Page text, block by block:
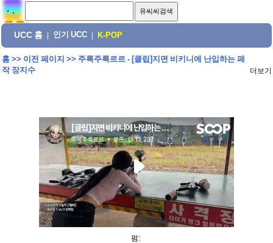
UCC 홈 인기 UCC K-POP
홈>> 이전 페이지 >> 주륵주륵르르 - [클립]지면 비키니에 난입하는 패
작 장지수
더보기
펌: